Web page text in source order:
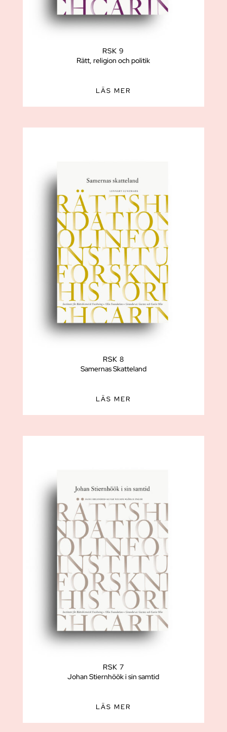
RSK 9
Rätt, religion och politik
LÄS MER
RSK 8
Samernas Skatteland
LÄS MER
RSK 7
Johan Stiernhöök i sin samtid
LÄS MER